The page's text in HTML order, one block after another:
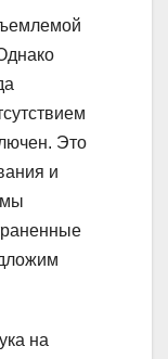
Это
и
мы
на